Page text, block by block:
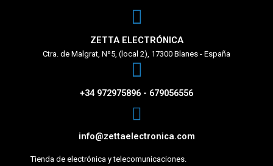
ZETTA ELECTRÓNICA
Ctra. de Malgrat, Nº5, (local 2), 17300 Blanes - España
+34 972975896 - 679056556
info@zettaelectronica.com
Tienda de electrónica y telecomunicaciones.